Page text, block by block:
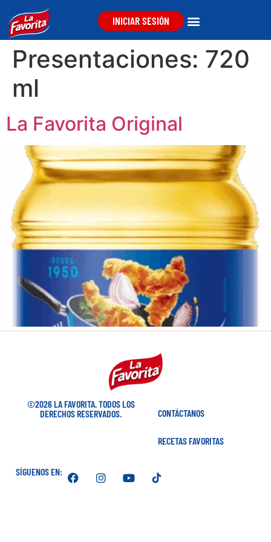
INICIAR SESIÓN
Presentaciones: 720
ml
La Favorita Original
©2026 LA FAVORITA. TODOS LOS
DERECHOS RESERVADOS.
CONTÁCTANOS
RECETAS FAVORITAS
SÍGUENOS EN: